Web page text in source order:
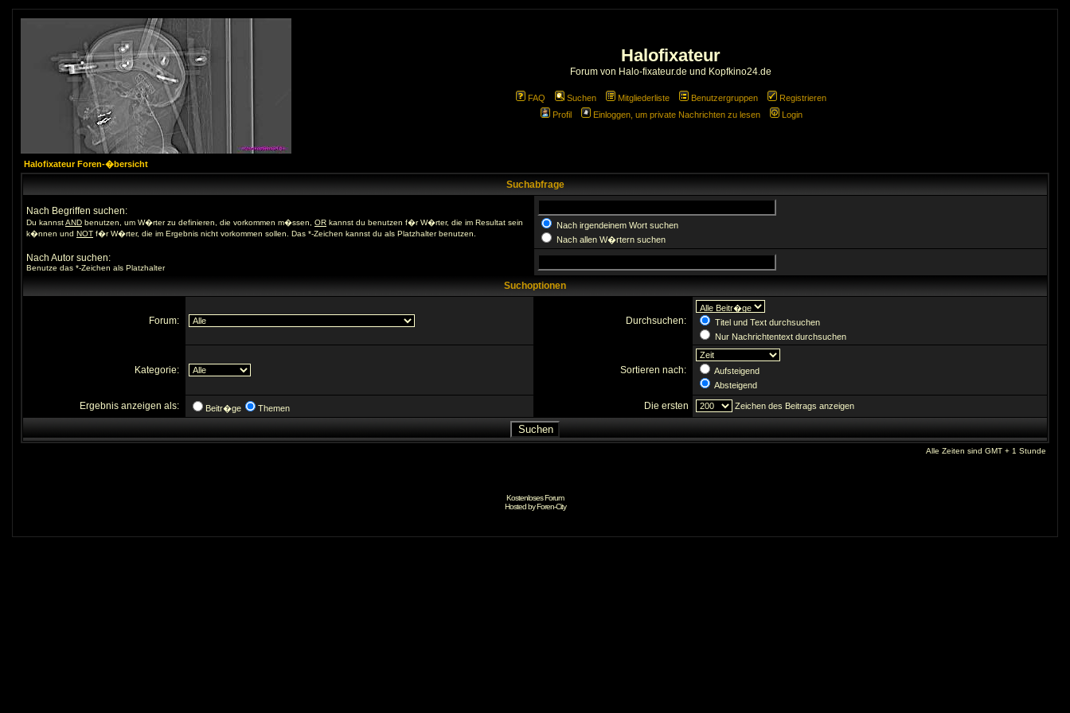
Halofixateur
Forum von Halo-fixateur.de und Kopfkino24.de
FAQ Suchen Mitgliederliste Benutzergruppen
Registrieren
Profil
Einloggen, um private Nachrichten zu lesen Login
Halofixateur Foren-�bersicht
Suchabfrage
Nach Begriffen suchen:
Du kannstAND benutzen, um W�rter zu definieren, die vorkommen m�ssen, OR kannst du benutzen f�r W�rter, die im Resultat sein
k�nnen und NOT f�r W�rter, die im Ergebnis nicht vorkommen sollen. Das *-Zeichen kannst du als Platzhalter benutzen.
Nach irgendeinem Wort suchen
Nach allen W�rtern suchen
Nach Autor suchen:
Benutze das *-Zeichen als Platzhalter
Suchoptionen
Forum: Durchsuchen:
Titel und Text durchsuchen
Nur Nachrichtentext durchsuchen
Kategorie: Sortieren nach:
Aufsteigend
Absteigend
Ergebnis anzeigen als: Beitr�ge Themen Die ersten Zeichen des Beitrags anzeigen
Alle Zeiten sind GMT + 1 Stunde
Kostenloses Forum
Hosted byForen-City